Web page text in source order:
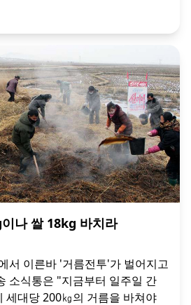
나 쌀 18kg 바치라
서 이른바 '거름전투'가 벌어지고
소식통은 "지금부터 일주일 간
세대당 200㎏의 거름을 바쳐야